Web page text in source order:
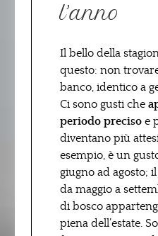
l’anno
Il bello della
questo: non
banco, identico a
Ci sono gusti che
periodo preciso e
diventano più
esempio, è un
giugno ad agosto;
da maggio a
di bosco
piena dell’estate.